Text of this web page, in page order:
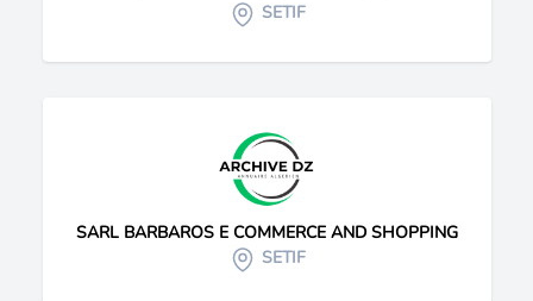
SETIF
SARL BARBAROS E COMMERCE AND SHOPPING
SETIF